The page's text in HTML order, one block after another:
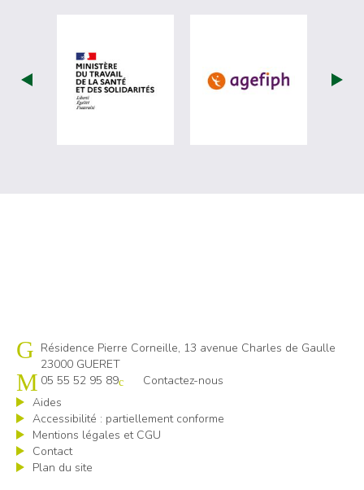
visiter les site de Ministère du travail
visiter les
Cap emploi 23
Résidence Pierre Corneille, 13 avenue Charles de Gaulle
23000 GUERET
05 55 52 95 89
Contactez-nous
Aides
Accessibilité : partiellement conforme
Mentions légales et CGU
Contact
Plan du site